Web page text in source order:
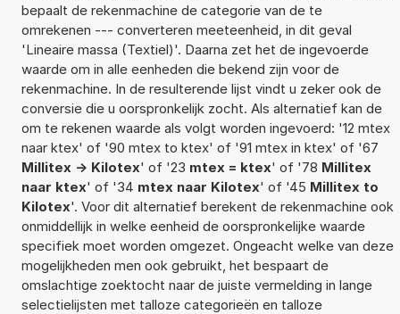
bepaalt de rekenmachine de categorie van de te
omrekenen --- converteren meeteenheid, in dit geval
'Lineaire massa (Textiel)'. Daarna zet het de ingevoerde
waarde om in alle eenheden die bekend zijn voor de
rekenmachine. In de resulterende lijst vindt u zeker ook de
conversie die u oorspronkelijk zocht. Als alternatief kan de
om te rekenen waarde als volgt worden ingevoerd: '12 mtex
naar ktex' of '90 mtex to ktex' of '91 mtex in ktex' of '67
Millitex -> Kilotex' of '23 mtex = ktex' of '78 Millitex
naar ktex' of '34 mtex naar Kilotex' of '45 Millitex to
Kilotex'. Voor dit alternatief berekent de rekenmachine ook
onmiddellijk in welke eenheid de oorspronkelijke waarde
specifiek moet worden omgezet. Ongeacht welke van deze
mogelijkheden men ook gebruikt, het bespaart de
omslachtige zoektocht naar de juiste vermelding in lange
selectielijsten met talloze categorieën en talloze